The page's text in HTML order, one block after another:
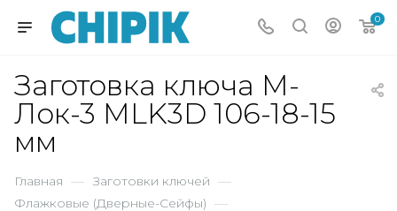
0
Заготовка ключа М-
Лок-3 MLK3D 106-18-15
мм
Главная — Заготовки ключей —
Флажковые (Дверные-Сейфы) —